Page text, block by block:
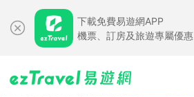
下載免費易遊網APP
機票、訂房及旅遊專屬優惠